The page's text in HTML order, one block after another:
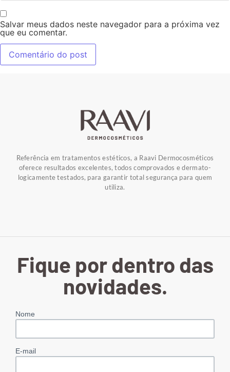
Salvar meus dados neste navegador para a próxima vez
que eu comentar.
Referência em tratamentos estéticos, a Raavi Dermocosméticos
oferece resultados excelentes, todos comprovados e dermato-
logicamente testados, para garantir total segurança para quem
utiliza.
Fique por dentro das
novidades.
Nome
E-mail